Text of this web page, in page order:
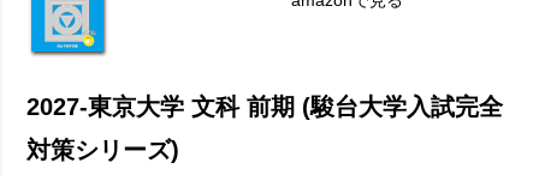
2027-東京大学 文科 前期 (駿台大学入試完全
対策シリーズ)